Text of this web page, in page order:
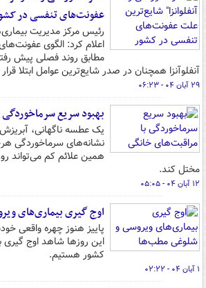
عفونت‌های تنفسی در
رئیس مرکز مدیریت
اعلام کرد: الگوی
مطابق روند فصلی پیش
آنفلوآنزا همچنان در صدر شایع‌ترین عوامل ابتلا قرار
۲۹ آبان ۰۴ - ۰۶:۲۳
بهبود سریع
یک عطسه ناگهانی،
نشانه‌های سرماخوردگی
همین علائم کم می‌تواند
مختل کند.
۱۲ آبان ۰۴ - ۰۵:۰۵
اوج گیری بیماری‌های
پاییز هنوز چهره واقعی
این روزها شاهد اوج
کشور هستیم.
۱ آبان ۰۴ - ۰۲:۲۲